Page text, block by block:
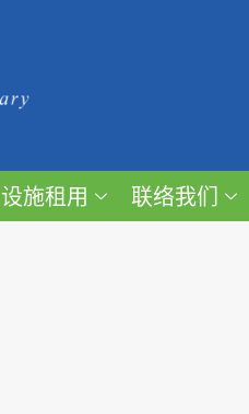
设施租用 联络我们